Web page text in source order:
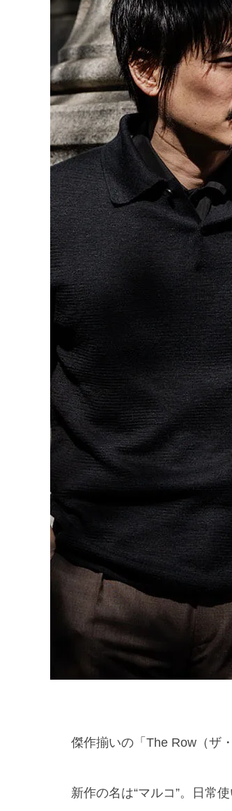
傑作揃いの「The Row（ザ
新作の名は“マルコ”。日常